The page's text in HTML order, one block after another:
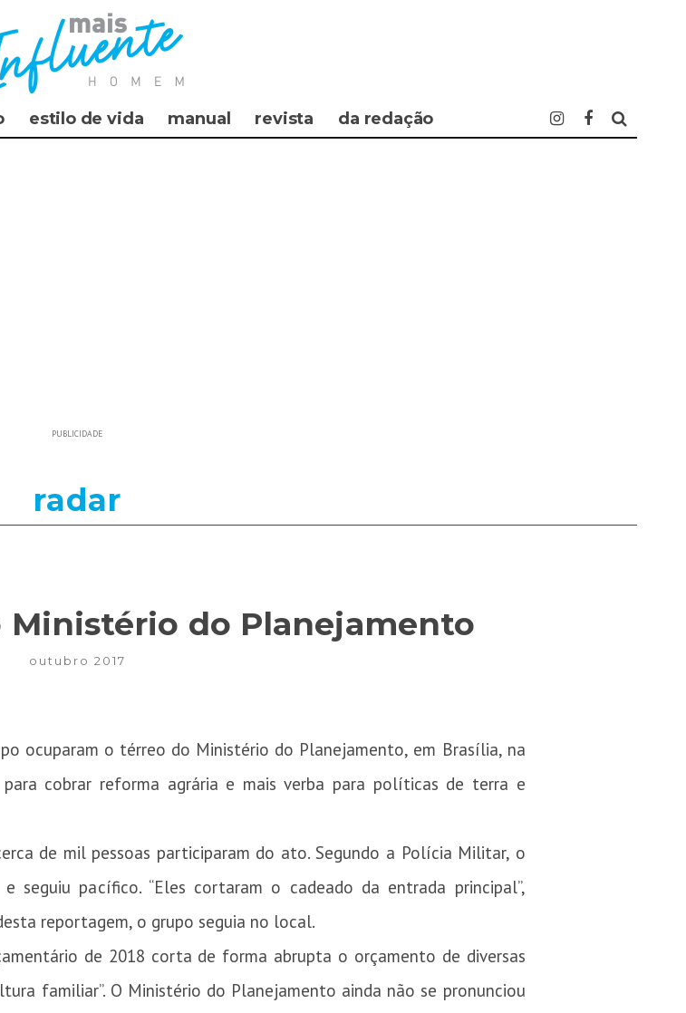
estilo de vida manual revista da redação
PUBLICIDADE
radar
Ministério do Planejamento
outubro 2017
ocuparam o térreo do Ministério do Planejamento, em Brasília, na
cobrar reforma agrária e mais verba para políticas de terra e
de mil pessoas participaram do ato. Segundo a Polícia Militar, o
seguiu pacífico. “Eles cortaram o cadeado da entrada principal”,
reportagem, o grupo seguia no local.
de 2018 corta de forma abrupta o orçamento de diversas
familiar”. O Ministério do Planejamento ainda não se pronunciou